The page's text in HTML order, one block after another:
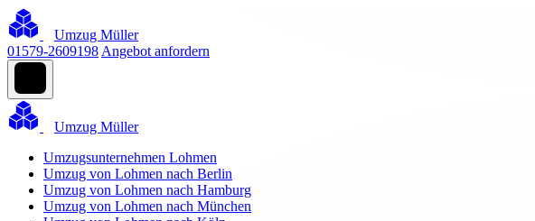
Umzug Müller
01579-2609198 Angebot anfordern
Umzug Müller
Umzugsunternehmen Lohmen
Umzug von Lohmen nach Berlin
Umzug von Lohmen nach Hamburg
Umzug von Lohmen nach München